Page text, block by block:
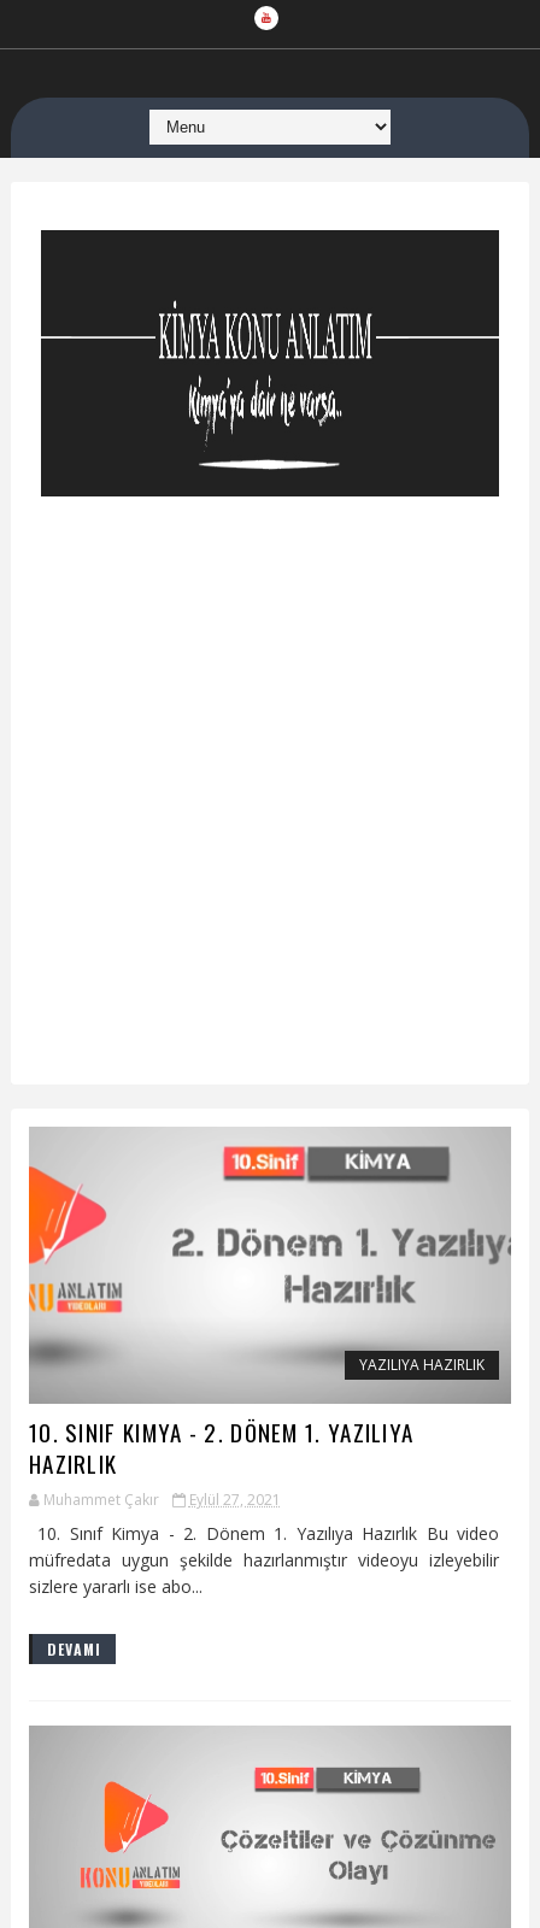
YAZILIYA HAZIRLIK
10. SINIF KIMYA - 2. DÖNEM 1. YAZILIYA
HAZIRLIK
Muhammet Çakır Eylül 27, 2021
10. Sınıf Kimya - 2. Dönem 1. Yazılıya Hazırlık Bu video
müfredata uygun şekilde hazırlanmıştır videoyu izleyebilir
sizlere yararlı ise abo...
DEVAMI